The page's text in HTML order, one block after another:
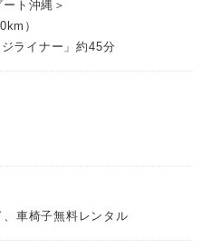
ト沖縄＞
）
ライナー」約45分
車椅子無料レンタル